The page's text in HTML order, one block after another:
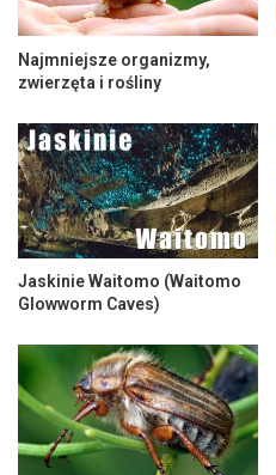
Najmniejsze organizmy,
zwierzęta i rośliny
Jaskinie Waitomo (Waitomo
Glowworm Caves)